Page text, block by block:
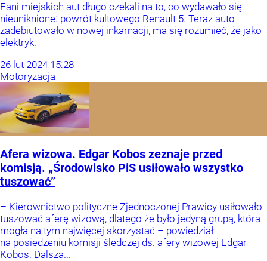
Fani miejskich aut długo czekali na to, co wydawało się
nieuniknione: powrót kultowego Renault 5. Teraz auto
zadebiutowało w nowej inkarnacji, ma się rozumieć, że jako
elektryk.
26 lut 2024 15:28
Motoryzacja
Afera wizowa. Edgar Kobos zeznaje przed
komisją. „Środowisko PiS usiłowało wszystko
tuszować”
– Kierownictwo polityczne Zjednoczonej Prawicy usiłowało
tuszować aferę wizową, dlatego że było jedyną grupą, która
mogła na tym najwięcej skorzystać – powiedział
na posiedzeniu komisji śledczej ds. afery wizowej Edgar
Kobos. Dalsza...